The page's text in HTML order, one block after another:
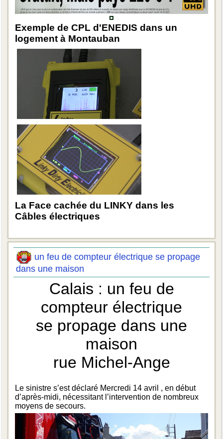
Exemple de CPL d'ENEDIS dans un
logement à Montauban
La Face cachée du LINKY dans les
Câbles électriques
un feu de compteur électrique se propage
dans une maison
Calais : un feu de
compteur électrique
se propage dans une
maison
rue Michel-Ange
Le sinistre s’est déclaré Mercredi 14 avril , en début
d’après-midi, nécessitant l’intervention de nombreux
moyens de secours.